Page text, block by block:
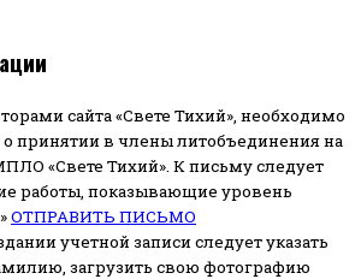
сайта «Свете Тихий», необходимо
о принятии в члены литобъединения на
«Свете Тихий». К письму следует
работы, показывающие уровень
ОТПРАВИТЬ ПИСЬМО
учетной записи следует указать
загрузить свою фотографию